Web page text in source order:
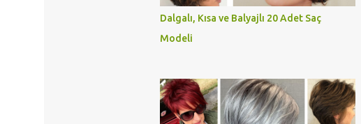
Dalgalı, Kısa ve Balyajlı 20 Adet Saç
Modeli